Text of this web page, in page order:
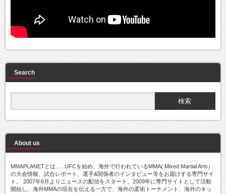
Search
About us
MMAPLANETとは..... UFCを始め、海外で行われているMMA( Mixed Martial Arts）
の大会情報、試合レポート、選手&関係者のインタビュー等をお届けする専門サイ
ト。 2007年6月よりニュースの配信をスタート。2009年に専門サイトとして活動
開始し、海外MMAの現在を伝える一方で、海外の柔術トーナメント、海外のキッ